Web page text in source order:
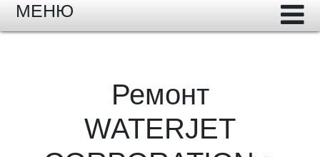
МЕНЮ
Ремонт
WATERJET